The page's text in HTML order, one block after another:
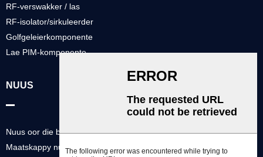
RF-verswakker / las
RF-isolator/sirkuleerder
Golfgeleierkomponente
Lae PIM-komponente
NUUS
Nuus oor die bedryf
Maatskappy nuus